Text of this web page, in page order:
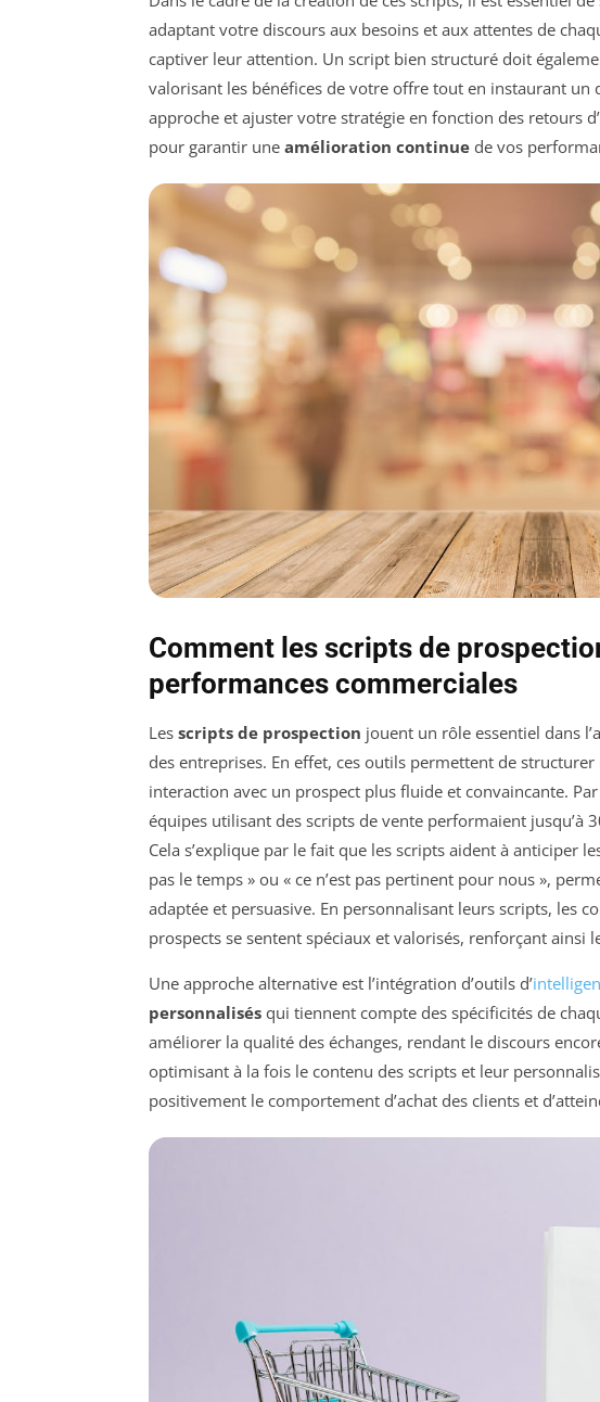
adaptant votre discours aux besoins et aux attentes de
captiver leur attention. Un script bien structuré doit
valorisant les bénéfices de votre offre tout en instaurant
approche et ajuster votre stratégie en fonction des retours
pour garantir une amélioration continue de vos
Comment les scripts de
performances commerciales
Les scripts de prospection jouent un rôle essentiel dans
des entreprises. En effet, ces outils permettent de
interaction avec un prospect plus fluide et convaincante.
équipes utilisant des scripts de vente performaient jusqu’à
Cela s’explique par le fait que les scripts aident à anticiper
pas le temps » ou « ce n’est pas pertinent pour nous »,
adaptée et persuasive. En personnalisant leurs scripts, les
prospects se sentent spéciaux et valorisés, renforçant ainsi
Une approche alternative est l’intégration d’outils d’
personnalisés qui tiennent compte des spécificités de
améliorer la qualité des échanges, rendant le discours
optimisant à la fois le contenu des scripts et leur
positivement le comportement d’achat des clients et